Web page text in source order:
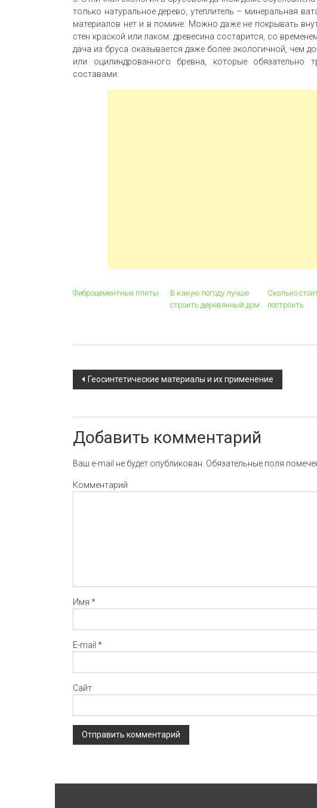
только натуральное дерево, утеплитель – минеральная
материалов нет и в помине. Можно даже не покрывать
стен краской или лаком: древесина состарится, со
дача из бруса оказывается даже более экологичной, чем
или оцилиндрованного бревна, которые обязательно
составами.
Фиброцементные плиты
В какую погоду лучше
строить деревянный дом
Сколько
построить
Навигация по записи
Геосинтетические материалы и их применение
Добавить комментарий
Ваш e-mail не будет опубликован. Обязательные поля
Комментарий
Имя *
E-mail *
Сайт